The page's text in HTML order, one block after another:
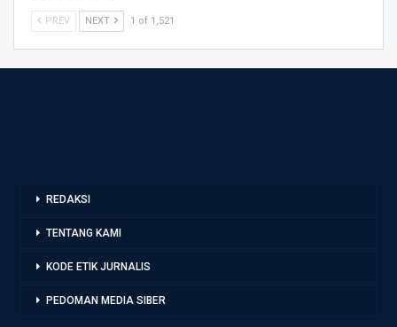
PREV NEXT 1 of 1,521
REDAKSI
TENTANG KAMI
KODE ETIK JURNALIS
PEDOMAN MEDIA SIBER